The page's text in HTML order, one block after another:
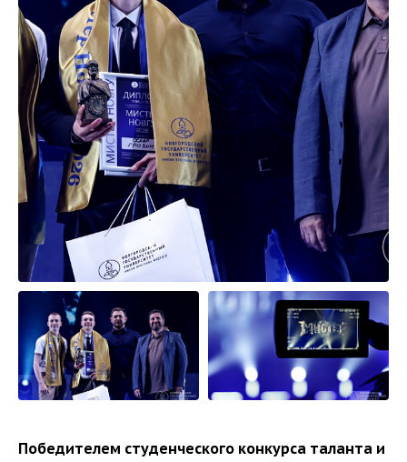
Победителем студенческого конкурса таланта и